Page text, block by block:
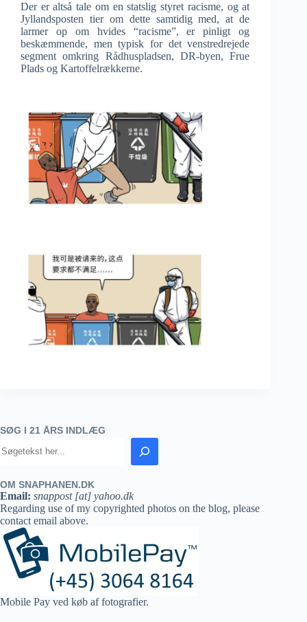
Der er altså tale om en statslig styret racisme, og at
Jyllandsposten tier om dette samtidig med, at de
larmer op om hvides “racisme”, er pinligt og
beskæmmende, men typisk for det venstredrejede
segment omkring Rådhuspladsen, DR-byen, Frue
Plads og Kartoffelrækkerne.
SØG I 21 ÅRS INDLÆG
OM SNAPHANEN.DK
Email: snappost [at] yahoo.dk
Regarding use of my copyrighted photos on the blog, please
contact email above.
Mobile Pay ved køb af fotografier.